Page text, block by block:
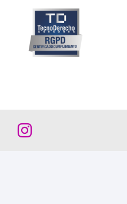
internacional
(2012)